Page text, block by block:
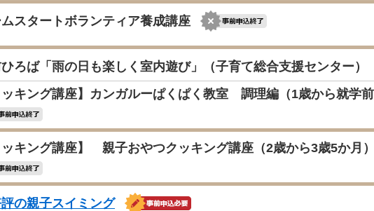
スタートボランティア養成講座
ろば「雨の日も楽しく室内遊び」（子育て総合支援センター）
ッキング講座】カンガルーぱくぱく教室 調理編（1歳から就学
ッキング講座】 親子おやつクッキング講座（2歳から3歳5か月
の親子スイミング